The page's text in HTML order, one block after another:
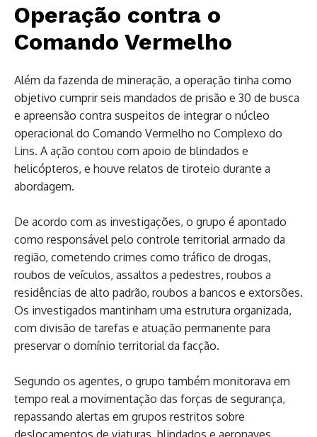
Operação contra o
Comando Vermelho
Além da fazenda de mineração, a operação tinha como
objetivo cumprir seis mandados de prisão e 30 de busca
e apreensão contra suspeitos de integrar o núcleo
operacional do Comando Vermelho no Complexo do
Lins. A ação contou com apoio de blindados e
helicópteros, e houve relatos de tiroteio durante a
abordagem.
De acordo com as investigações, o grupo é apontado
como responsável pelo controle territorial armado da
região, cometendo crimes como tráfico de drogas,
roubos de veículos, assaltos a pedestres, roubos a
residências de alto padrão, roubos a bancos e extorsões.
Os investigados mantinham uma estrutura organizada,
com divisão de tarefas e atuação permanente para
preservar o domínio territorial da facção.
Segundo os agentes, o grupo também monitorava em
tempo real a movimentação das forças de segurança,
repassando alertas em grupos restritos sobre
deslocamentos de viaturas, blindados e aeronaves